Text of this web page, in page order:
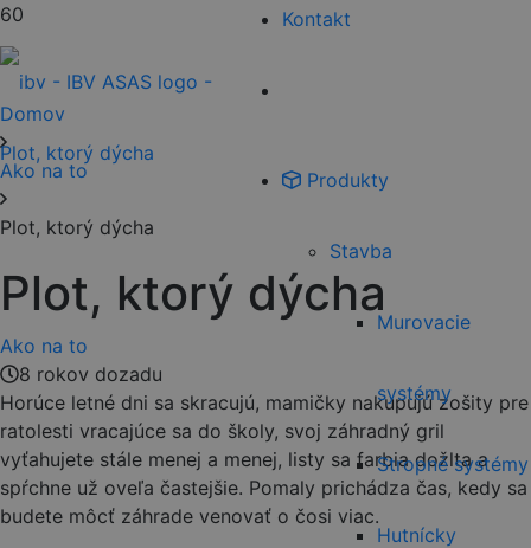
Kontakt
Produkty
Stavba
Murovacie
systémy
Stropné systémy
Hutnícky
Domov
Ako na to
Plot, ktorý dýcha
Plot, ktorý dýcha
Ako na to
8 rokov dozadu
Horúce letné dni sa skracujú, mamičky nakupujú zošity pre
ratolesti vracajúce sa do školy, svoj záhradný gril
vyťahujete stále menej a menej, listy sa farbia dožlta a
spŕchne už oveľa častejšie. Pomaly prichádza čas, kedy sa
budete môcť záhrade venovať o čosi viac.